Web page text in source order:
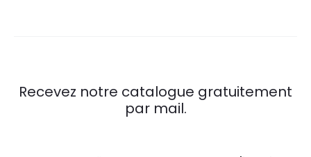
Recevez notre catalogue gratuitement
par mail.